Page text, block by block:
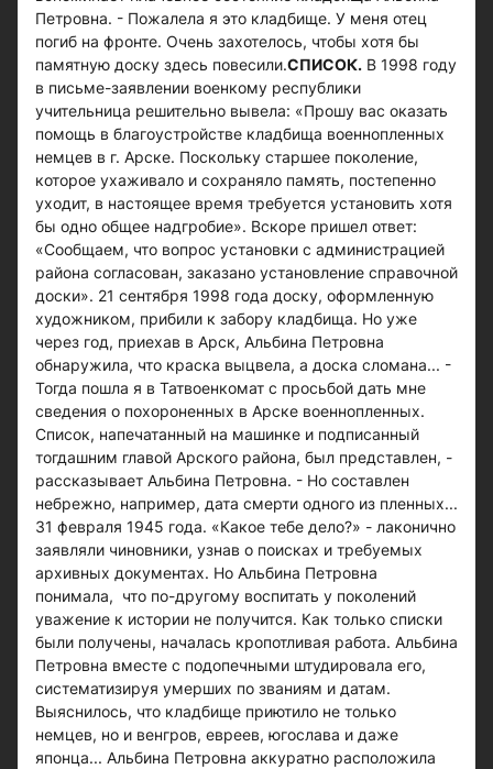
Петровна. - Пожалела я это кладбище. У меня отец
погиб на фронте. Очень захотелось, чтобы хотя бы
памятную доску здесь повесили.СПИСОК. В 1998 году
в письме-заявлении военкому республики
учительница решительно вывела: «Прошу вас оказать
помощь в благоустройстве кладбища военнопленных
немцев в г. Арске. Поскольку старшее поколение,
которое ухаживало и сохраняло память, постепенно
уходит, в настоящее время требуется установить хотя
бы одно общее надгробие». Вскоре пришел ответ:
«Сообщаем, что вопрос установки с администрацией
района согласован, заказано установление справочной
доски». 21 сентября 1998 года доску, оформленную
художником, прибили к забору кладбища. Но уже
через год, приехав в Арск, Альбина Петровна
обнаружила, что краска выцвела, а доска сломана... -
Тогда пошла я в Татвоенкомат с просьбой дать мне
сведения о похороненных в Арске военнопленных.
Список, напечатанный на машинке и подписанный
тогдашним главой Арского района, был представлен, -
рассказывает Альбина Петровна. - Но составлен
небрежно, например, дата смерти одного из пленных...
31 февраля 1945 года. «Какое тебе дело?» - лаконично
заявляли чиновники, узнав о поисках и требуемых
архивных документах. Но Альбина Петровна
понимала, что по-другому воспитать у поколений
уважение к истории не получится. Как только списки
были получены, началась кропотливая работа. Альбина
Петровна вместе с подопечными штудировала его,
систематизируя умерших по званиям и датам.
Выяснилось, что кладбище приютило не только
немцев, но и венгров, евреев, югослава и даже
японца... Альбина Петровна аккуратно расположила